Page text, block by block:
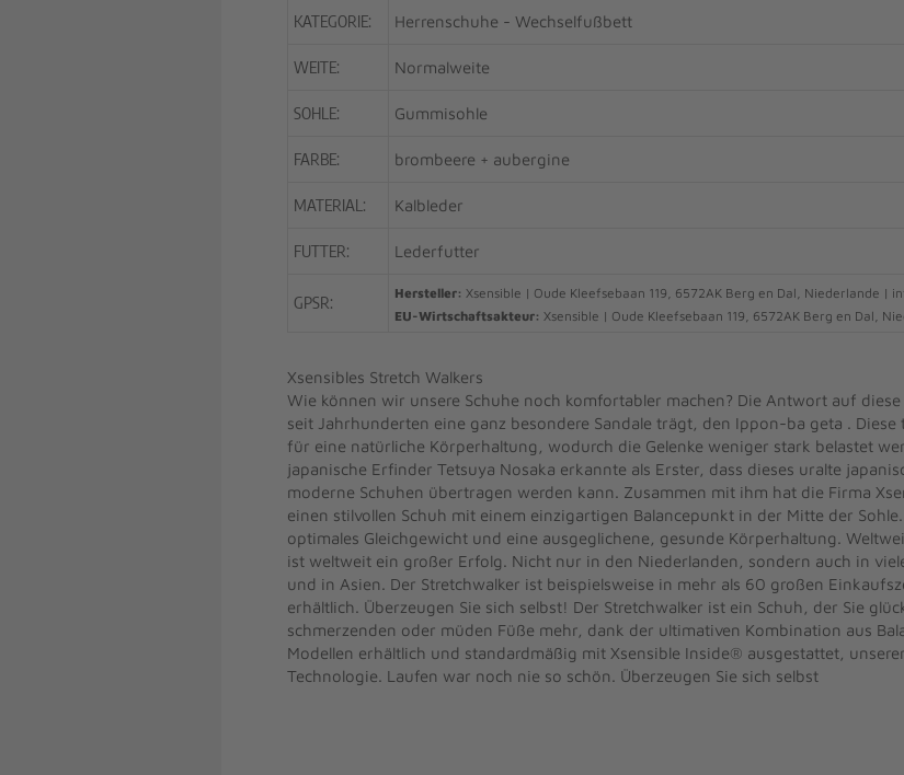
KATEGORIE: Herrenschuhe - Wechselfußbett
WEITE: Normalweite
SOHLE: Gummisohle
FARBE: brombeere + aubergine
MATERIAL: Kalbleder
FUTTER: Lederfutter
GPSR: Hersteller: Xsensible | Oude Kleefsebaan 119, 6572AK Berg en Dal, Niederlande |
EU-Wirtschaftsakteur: Xsensible | Oude Kleefsebaan 119, 6572AK Berg en Dal,
Xsensibles Stretch Walkers
Wie können wir unsere Schuhe noch komfortabler machen? Die Antwort auf
seit Jahrhunderten eine ganz besondere Sandale trägt, den Ippon-ba geta . Diese
für eine natürliche Körperhaltung, wodurch die Gelenke weniger stark belastet
japanische Erfinder Tetsuya Nosaka erkannte als Erster, dass dieses uralte
moderne Schuhen übertragen werden kann. Zusammen mit ihm hat die Firma
einen stilvollen Schuh mit einem einzigartigen Balancepunkt in der Mitte der
optimales Gleichgewicht und eine ausgeglichene, gesunde Körperhaltung.
ist weltweit ein großer Erfolg. Nicht nur in den Niederlanden, sondern auch in
und in Asien. Der Stretchwalker ist beispielsweise in mehr als 60 großen
erhältlich. Überzeugen Sie sich selbst! Der Stretchwalker ist ein Schuh, der Sie
schmerzenden oder müden Füße mehr, dank der ultimativen Kombination aus
Modellen erhältlich und standardmäßig mit Xsensible Inside® ausgestattet,
Technologie. Laufen war noch nie so schön. Überzeugen Sie sich selbst